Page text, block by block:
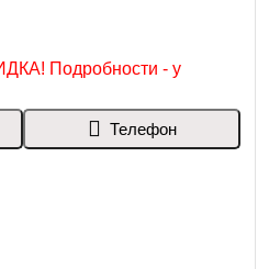
Подробности - у
Телефон